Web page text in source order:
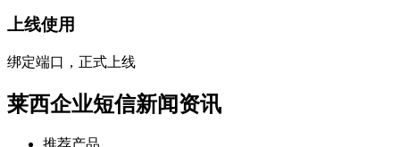
上线使用
绑定端口，正式上线
莱西企业短信新闻资讯